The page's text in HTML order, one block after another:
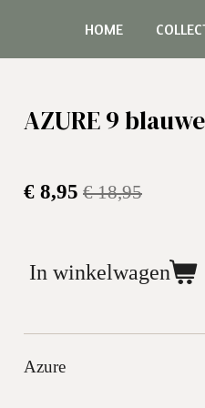
HOME
AZURE 9
€ 8,95 € 18,95
In winkelwagen
Azure